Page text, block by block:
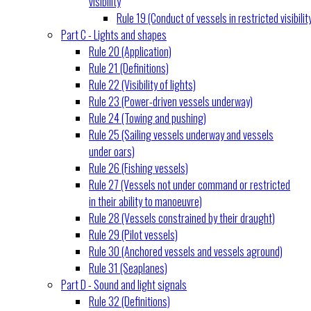
Rule 19 (Conduct of vessels in restricted
Part C - Lights and shapes
Rule 20 (Application)
Rule 21 (Definitions)
Rule 22 (Visibility of lights)
Rule 23 (Power-driven vessels underway)
Rule 24 (Towing and pushing)
Rule 25 (Sailing vessels underway and vessels
under oars)
Rule 26 (Fishing vessels)
Rule 27 (Vessels not under command or restricted
in their ability to manoeuvre)
Rule 28 (Vessels constrained by their draught)
Rule 29 (Pilot vessels)
Rule 30 (Anchored vessels and vessels aground)
Rule 31 (Seaplanes)
Part D - Sound and light signals
Rule 32 (Definitions)